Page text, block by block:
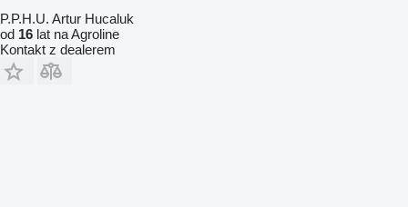
P.P.H.U. Artur Hucaluk
od 16 lat na Agroline
Kontakt z dealerem